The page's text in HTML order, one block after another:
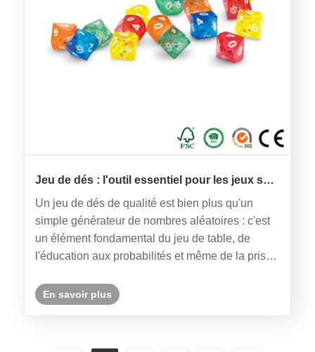
Jeu de dés : l'outil essentiel pour les jeux sur
Un jeu de dés de qualité est bien plus qu'un
simple générateur de nombres aléatoires : c'est
un élément fondamental du jeu de table, de
l'éducation aux probabilités et même de la prise
combinent précision mathématique et attrait
En savoir plus